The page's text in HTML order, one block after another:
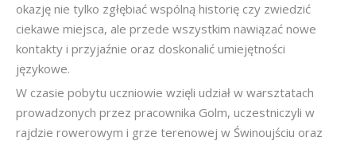
okazję nie tylko zgłębiać wspólną historię czy zwiedzić
ciekawe miejsca, ale przede wszystkim nawiązać nowe
kontakty i przyjaźnie oraz doskonalić umiejętności
językowe.
W czasie pobytu uczniowie wzięli udział w warsztatach
prowadzonych przez pracownika Golm, uczestniczyli w
rajdzie rowerowym i grze terenowej w Świnoujściu oraz